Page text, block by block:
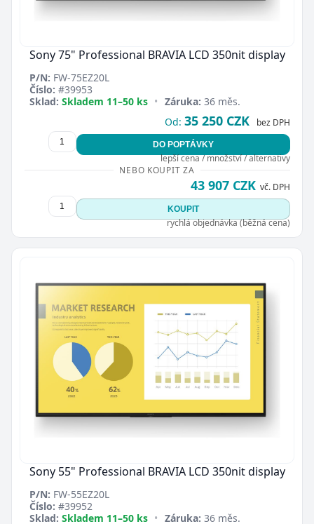
Sony 75" Professional BRAVIA LCD 350nit display
P/N: FW-75EZ20L
Číslo: #39953
Sklad: Skladem 11–50 ks • Záruka: 36 měs.
Od: 35 250 CZK bez DPH
DO POPTÁVKY
lepší cena / množství / alternativy
NEBO KOUPIT ZA
43 907 CZK vč. DPH
KOUPIT
rychlá objednávka (běžná cena)
Sony 55" Professional BRAVIA LCD 350nit display
P/N: FW-55EZ20L
Číslo: #39952
Sklad: Skladem 11–50 ks • Záruka: 36 měs.